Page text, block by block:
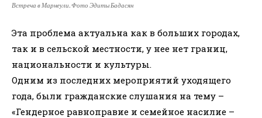
Встреча в Марнеули. Фото Эдиты Бадасян
Эта проблема актуальна как в больших городах,
так и в сельской местности, у нее нет границ,
национальности и культуры.
Одним из последних мероприятий уходящего
года, были гражданские слушания на тему –
«Гендерное равноправие и семейное насилие –